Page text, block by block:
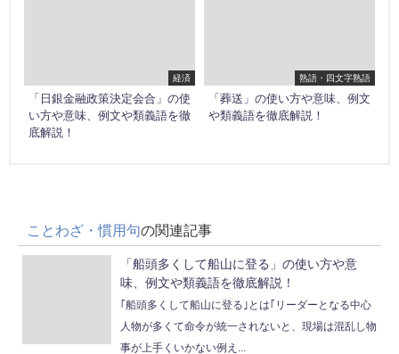
経済
「日銀金融政策決定会合」の使
い方や意味、例文や類義語を徹
底解説！
熟語・四文字熟語
「葬送」の使い方や意味、例文
や類義語を徹底解説！
ことわざ・慣用句の関連記事
「船頭多くして船山に登る」の使い方や意
味、例文や類義語を徹底解説！
｢船頭多くして船山に登る｣とは｢リーダーとなる中心
人物が多くて命令が統一されないと、現場は混乱し物
事が上手くいかない例え...